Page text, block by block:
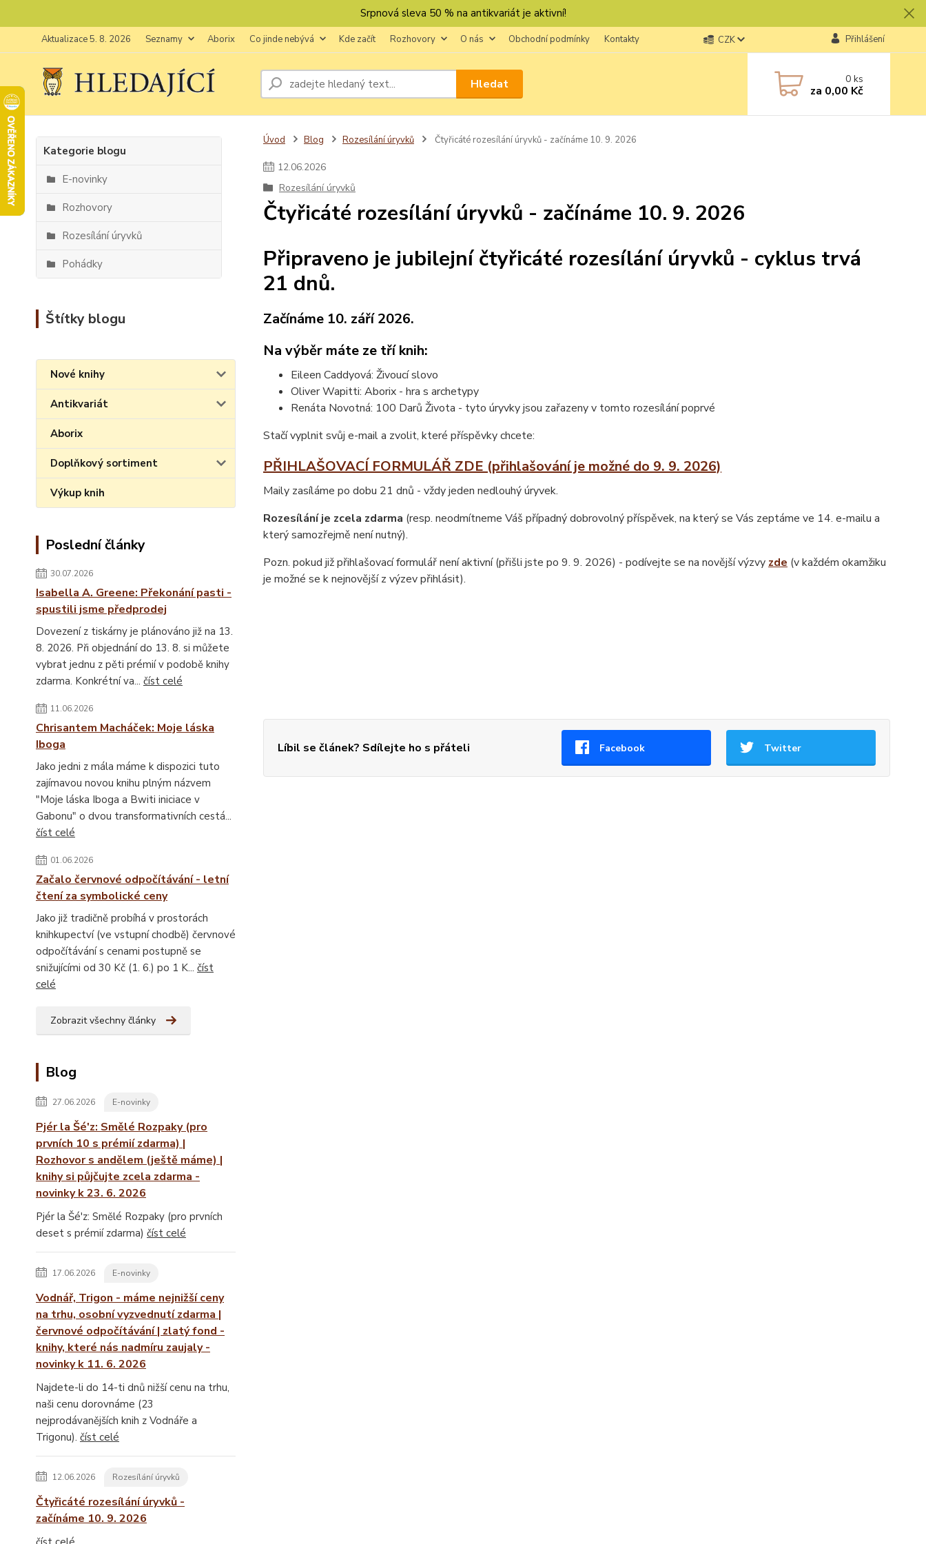
Srpnová sleva 50 % na antikvariát je aktivní!
Aktualizace 5. 8. 2026 Seznamy Aborix Co jinde nebývá Kde začít Rozhovory O nás Obchodní podmínky Kontakty CZK Přihlášení
Hledat 0ks
za 0,00 Kč
Kategorie blogu
E-novinky
Rozhovory
Rozesílání úryvků
Pohádky
Štítky blogu
Nové knihy
Antikvariát
Aborix
Doplňkový sortiment
Výkup knih
Poslední články
30.07.2026
Isabella A. Greene: Překonání pasti -
spustili jsme předprodej
Dovezení z tiskárny je plánováno již na 13.
8. 2026. Při objednání do 13. 8. si můžete
vybrat jednu z pěti prémií v podobě knihy
zdarma. Konkrétní va... číst celé
11.06.2026
Chrisantem Macháček: Moje láska
Iboga
Jako jedni z mála máme k dispozici tuto
zajímavou novou knihu plným názvem
"Moje láska Iboga a Bwiti iniciace v
Gabonu" o dvou transformativních cestá...
číst celé
01.06.2026
Začalo červnové odpočítávání - letní
čtení za symbolické ceny
Jako již tradičně probíhá v prostorách
knihkupectví (ve vstupní chodbě) červnové
odpočítávání s cenami postupně se
snižujícími od 30 Kč (1. 6.) po 1 K... číst
celé
Zobrazit všechny články
Blog
27.06.2026 E-novinky
Pjér la Šé'z: Smělé Rozpaky (pro
prvních 10 s prémií zdarma) |
Rozhovor s andělem (ještě máme) |
knihy si půjčujte zcela zdarma -
novinky k 23. 6. 2026
Pjér la Šé'z: Smělé Rozpaky (pro prvních
deset s prémií zdarma) číst celé
17.06.2026 E-novinky
Vodnář, Trigon - máme nejnižší ceny
na trhu, osobní vyzvednutí zdarma |
červnové odpočítávání | zlatý fond -
knihy, které nás nadmíru zaujaly -
novinky k 11. 6. 2026
Najdete-li do 14-ti dnů nižší cenu na trhu,
naši cenu dorovnáme (23
nejprodávanějších knih z Vodnáře a
Trigonu). číst celé
12.06.2026 Rozesílání úryvků
Čtyřicáté rozesílání úryvků -
začínáme 10. 9. 2026
Úvod Blog Rozesílání úryvků Čtyřicáté rozesílání úryvků - začínáme 10. 9. 2026
12.06.2026
Rozesílání úryvků
Čtyřicáté rozesílání úryvků - začínáme 10. 9. 2026
Připraveno je jubilejní čtyřicáté rozesílání úryvků - cyklus trvá
21 dnů.
Začínáme 10. září 2026.
Na výběr máte ze tří knih:
Eileen Caddyová: Živoucí slovo
Oliver Wapitti: Aborix - hra s archetypy
Renáta Novotná: 100 Darů Života - tyto úryvky jsou zařazeny v tomto rozesílání poprvé
Stačí vyplnit svůj e-mail a zvolit, které příspěvky chcete:
PŘIHLAŠOVACÍ FORMULÁŘ ZDE (přihlašování je možné do 9. 9. 2026)
Maily zasíláme po dobu 21 dnů - vždy jeden nedlouhý úryvek.
Rozesílání je zcela zdarma (resp. neodmítneme Váš případný dobrovolný příspěvek, na který se Vás zeptáme ve 14. e-mailu a
který samozřejmě není nutný).
Pozn. pokud již přihlašovací formulář není aktivní (přišli jste po 9. 9. 2026) - podívejte se na novější výzvy zde (v každém okamžiku
je možné se k nejnovější z výzev přihlásit).
Líbil se článek? Sdílejte ho s přáteli Facebook Twitter